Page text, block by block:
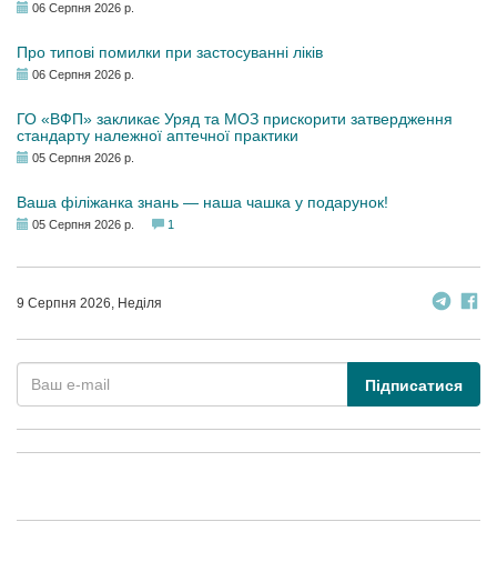
06 Серпня 2026 р.
Про типові помилки при застосуванні ліків
06 Серпня 2026 р.
ГО «ВФП» закликає Уряд та МОЗ прискорити затвердження
стандарту належної аптечної практики
05 Серпня 2026 р.
Ваша філіжанка знань — наша чашка у подарунок!
05 Серпня 2026 р. 1
9 Серпня 2026, Неділя
Підписатися